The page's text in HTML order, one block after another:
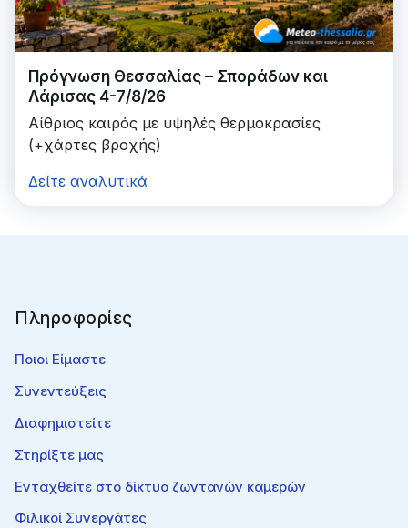
Πρόγνωση Θεσσαλίας – Σποράδων και
Λάρισας 4-7/8/26
Αίθριος καιρός με υψηλές θερμοκρασίες
(+χάρτες βροχής)
Δείτε αναλυτικά
Πληροφορίες
Ποιοι Είμαστε
Συνεντεύξεις
Διαφημιστείτε
Στηρίξτε μας
Ενταχθείτε στο δίκτυο ζωντανών καμερών
Φιλικοί Συνεργάτες